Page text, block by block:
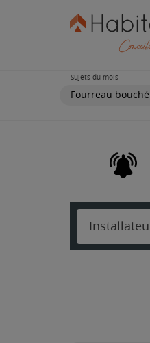
Sujets du mois
Fourreau bouché